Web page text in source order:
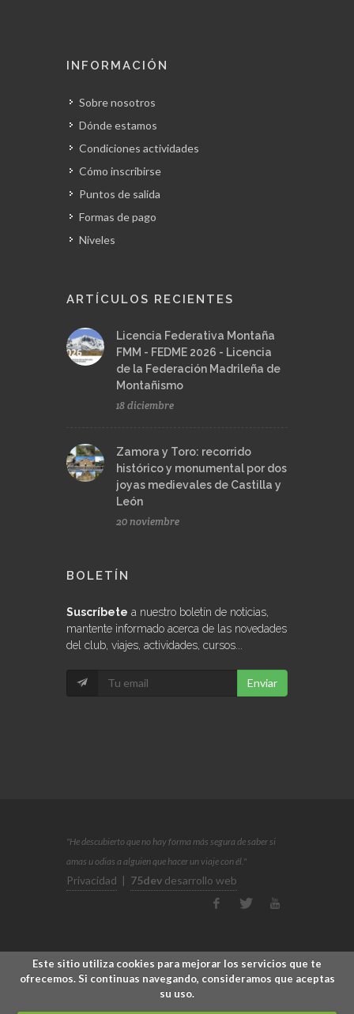
INFORMACIÓN
Sobre nosotros
Dónde estamos
Condiciones actividades
Cómo inscribirse
Puntos de salida
Formas de pago
Niveles
ARTÍCULOS RECIENTES
Licencia Federativa Montaña
FMM - FEDME 2026 - Licencia
de la Federación Madrileña de
Montañismo
18 diciembre
Zamora y Toro: recorrido
histórico y monumental por dos
joyas medievales de Castilla y
León
20 noviembre
BOLETÍN
Suscríbete a nuestro boletín de noticias,
mantente informado acerca de las novedades
del club, viajes, actividades, cursos...
Enviar
"He descubierto que no hay forma más segura de saber si
amas u odias a alguien que hacer un viaje con él."
Privacidad | 75dev desarrollo web
Este sitio utiliza cookies para mejorar los servicios que te
ofrecemos. Si continuas navegando, consideramos que aceptas
su uso.